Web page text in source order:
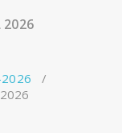
2026
/